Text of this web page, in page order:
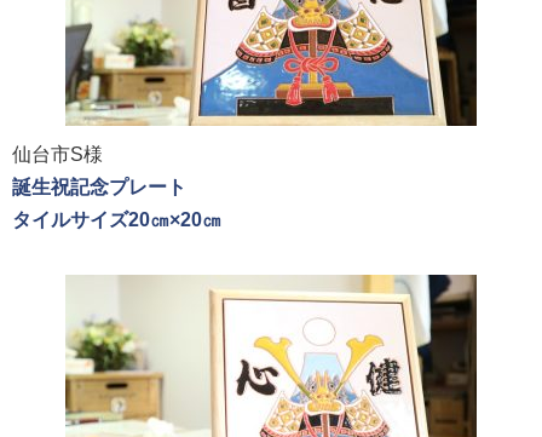
仙台市S様
誕生祝記念プレート
タイルサイズ20㎝×20㎝